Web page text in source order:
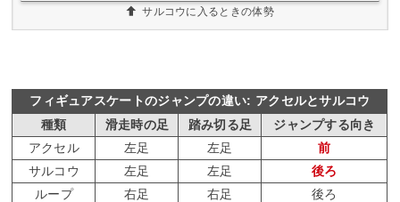
サルコウに入るときの体勢
フィギュアスケートのジャンプの違い: アクセルとサルコウ
種類
滑走時の足 踏み切る足
ジャンプする向き
アクセル
左足 左足
前
サルコウ
左足 左足
後ろ
ループ
右足 右足
後ろ